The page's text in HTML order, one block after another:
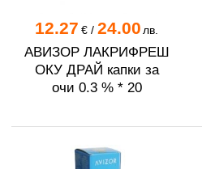
12.27 €/ 24.00 лв.
АВИЗОР ЛАКРИФРЕШ
ОКУ ДРАЙ капки за
очи 0.3 % * 20